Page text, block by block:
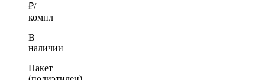
₽/
компл
В
наличии
Пакет